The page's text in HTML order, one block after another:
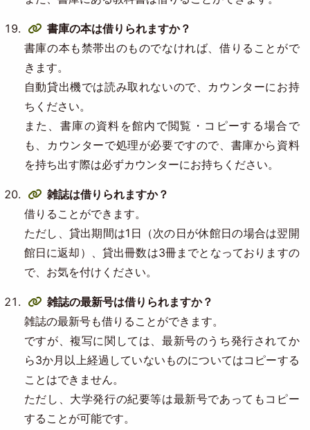
書庫の本は借りられますか？
書庫の本も禁帯出のものでなければ、借りることがで
きます。
自動貸出機では読み取れないので、カウンターにお持
ちください。
また、書庫の資料を館内で閲覧・コピーする場合で
も、カウンターで処理が必要ですので、書庫から資料
を持ち出す際は必ずカウンターにお持ちください。
雑誌は借りられますか？
借りることができます。
ただし、貸出期間は1日（次の日が休館日の場合は翌開
館日に返却）、貸出冊数は3冊までとなっておりますの
で、お気を付けください。
雑誌の最新号は借りられますか？
雑誌の最新号も借りることができます。
ですが、複写に関しては、最新号のうち発行されてか
ら3か月以上経過していないものについてはコピーする
ことはできません。
ただし、大学発行の紀要等は最新号であってもコピー
することが可能です。